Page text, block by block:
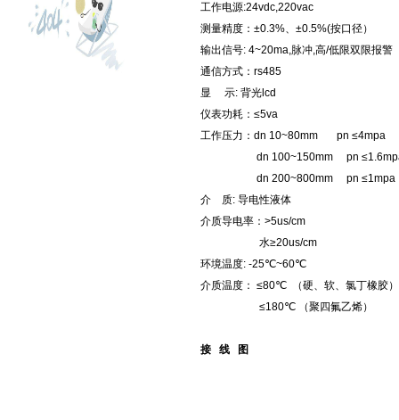
工作电源:24vdc,220vac
测量精度：±0.3%、±0.5%(按口径）
输出信号: 4~20ma,脉冲,高/低限双限报警
通信方式：rs485
显 示: 背光lcd
仪表功耗：≤5va
工作压力：dn 10~80mm pn ≤4mpa
dn 100~150mm pn
dn 200~800mm pn ≤1mpa
介 质: 导电性液体
介质导电率：>5us/cm
水≥20us/cm
环境温度: -25℃~60℃
介质温度： ≤80℃ （硬、软、氯丁橡胶）
≤180℃ （聚四氟乙烯）
接 线 图